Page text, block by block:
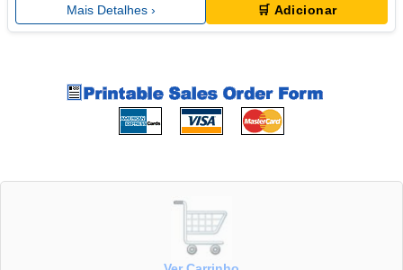
Mais Detalhes › 🛒 Adicionar